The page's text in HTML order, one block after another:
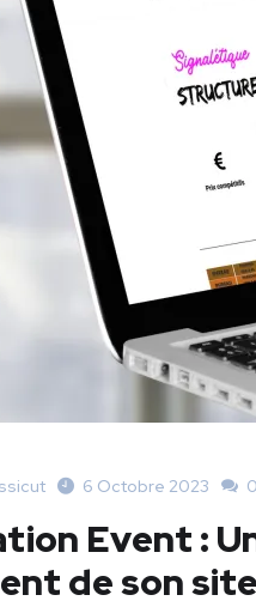
6 Octobre 2023
Event :
de son